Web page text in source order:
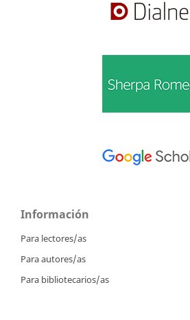
Información
Para lectores/as
Para autores/as
Para bibliotecarios/as